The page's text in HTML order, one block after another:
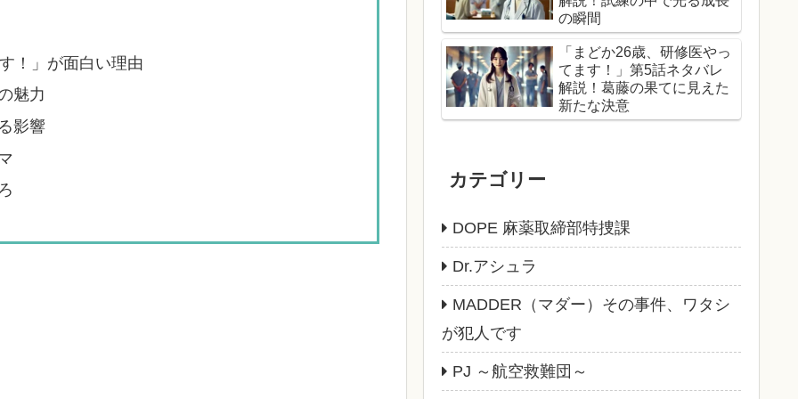
！」が面白い理由
魅力
影響
の瞬間
「まどか26歳、研修医やっ
てます！」第5話ネタバレ
解説！葛藤の果てに見えた
新たな決意
カテゴリー
DOPE 麻薬取締部特捜課
Dr.アシュラ
MADDER（マダー）その事件、ワタシ
が犯人です
PJ ～航空救難団～